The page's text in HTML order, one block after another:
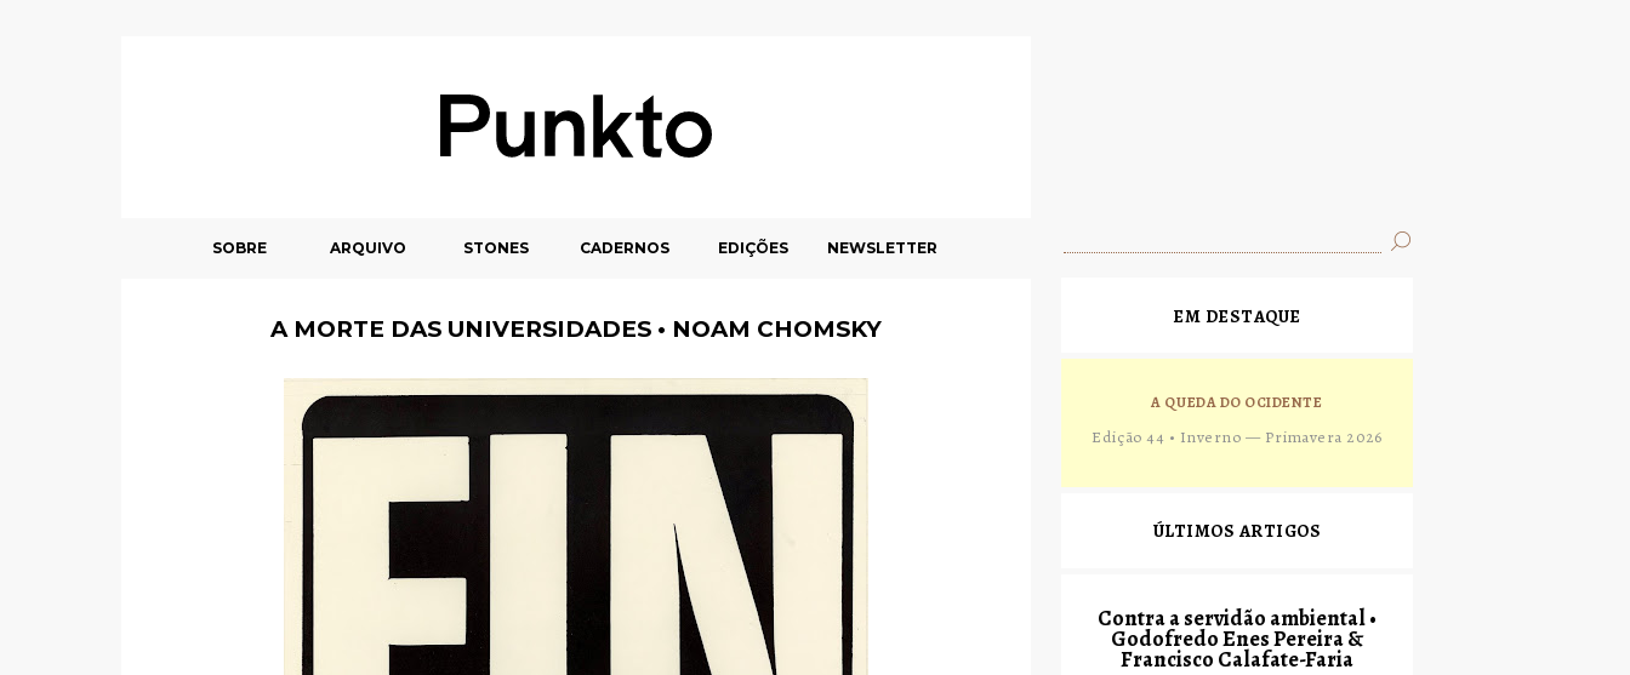
SOBRE ARQUIVO STONES CADERNOS EDIÇÕES NEWSLETTER
A MORTE DAS UNIVERSIDADES • NOAM CHOMSKY EM DESTAQUE
A QUEDA DO OCIDENTE
Edição 44 • Inverno — Primavera 2026
ÚLTIMOS ARTIGOS
Contra a servidão ambiental •
Godofredo Enes Pereira &
Francisco Calafate-Faria